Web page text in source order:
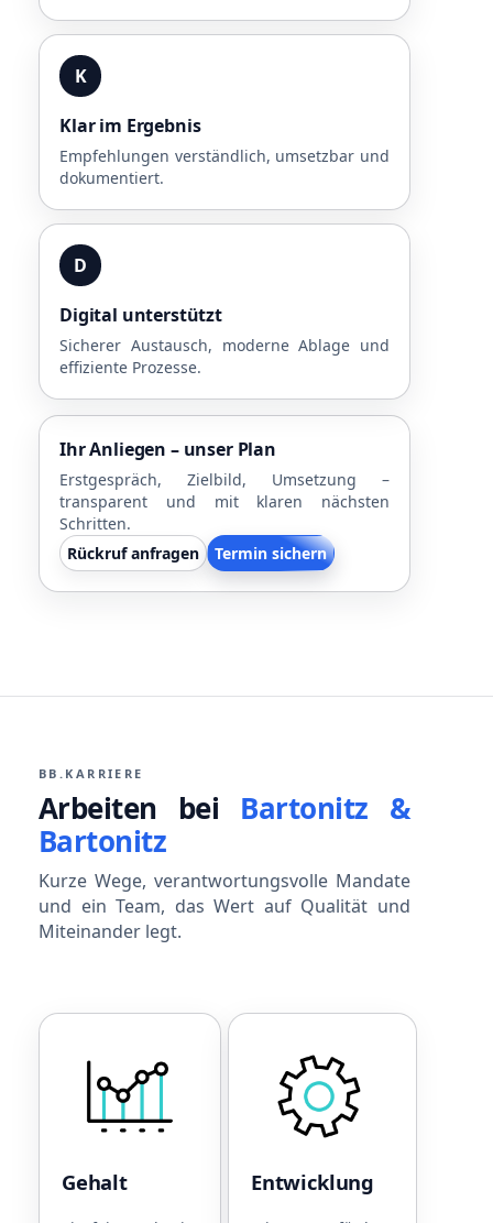
K
Klar im Ergebnis
Empfehlungen verständlich, umsetzbar und
dokumentiert.
D
Digital unterstützt
Sicherer Austausch, moderne Ablage und
effiziente Prozesse.
Ihr Anliegen – unser Plan
Erstgespräch, Zielbild, Umsetzung –
transparent und mit klaren nächsten
Schritten.
Rückruf anfragen
Termin sichern
BB.KARRIERE
Arbeiten bei Bartonitz &
Bartonitz
Kurze Wege, verantwortungsvolle Mandate
und ein Team, das Wert auf Qualität und
Miteinander legt.
Gehalt
Leistungsorientiertes
Altersvorsorge
Entwicklung
Einführungsprogramm
Ansprechpartner für
die Einarbeitung